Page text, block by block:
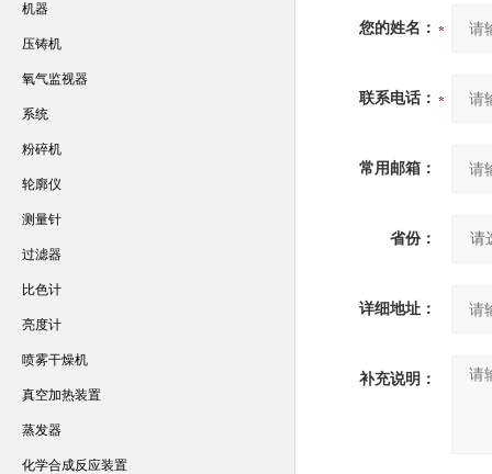
您的姓名：
联系电话：
常用邮箱：
省份：
详细地址：
补充说明：
机器
压铸机
氧气监视器
系统
粉碎机
轮廓仪
测量针
过滤器
比色计
亮度计
喷雾干燥机
真空加热装置
蒸发器
化学合成反应装置